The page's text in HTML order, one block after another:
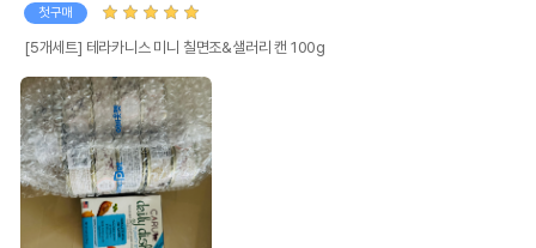
첫구매
[5개세트] 테라카니스 미니 칠면조&샐러리 캔 100g